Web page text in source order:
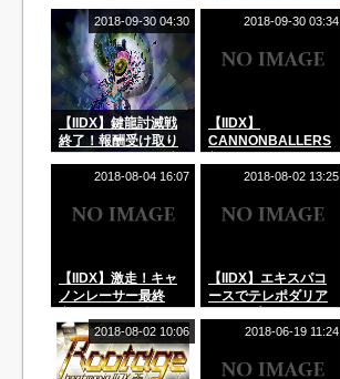
能！
章！FINAL LAPの登
【IIDX】鍵龍討滅戦
終了！報酬受け取り
酬ゲットを見逃すな
2018-09-30 04:30
【IIDX】
CANNONBALLERS
「waxing and
「Übertreffen†」が
2018-09-30 03:34
【IIDX】激走！キャ
ノンレーサー最終
あったとは！
2018-08-04 16:07
【IIDX】エキスパコ
ースでテレポダリア
登場♪DPは…？
2018-08-02 13:25
2018-08-02 10:06 2018-06-19 11:24